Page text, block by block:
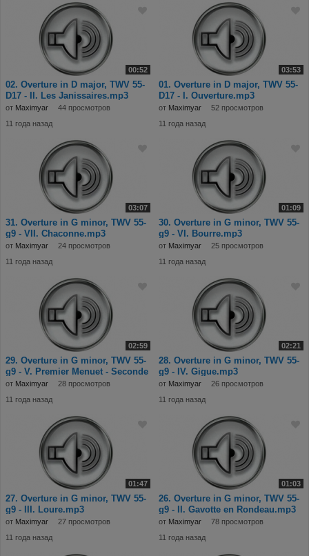
00:52
02. Overture in D major, TWV 55-
D17 - II. Les Janissaires.mp3
от Maximyar
44 просмотров
11 года назад
03:53
01. Overture in D major, TWV 55-
D17 - I. Ouverture.mp3
от Maximyar
52 просмотров
11 года назад
03:07
31. Overture in G minor, TWV 55-
g9 - VII. Chaconne.mp3
от Maximyar
24 просмотров
11 года назад
01:09
30. Overture in G minor, TWV 55-
g9 - VI. Bourre.mp3
от Maximyar
25 просмотров
11 года назад
02:59
29. Overture in G minor, TWV 55-
g9 - V. Premier Menuet - Seconde
Menue
от Maximyar
28 просмотров
11 года назад
02:21
28. Overture in G minor, TWV 55-
g9 - IV. Gigue.mp3
от Maximyar
26 просмотров
11 года назад
01:47
27. Overture in G minor, TWV 55-
g9 - III. Loure.mp3
от Maximyar
27 просмотров
11 года назад
01:03
26. Overture in G minor, TWV 55-
g9 - II. Gavotte en Rondeau.mp3
от Maximyar
78 просмотров
11 года назад